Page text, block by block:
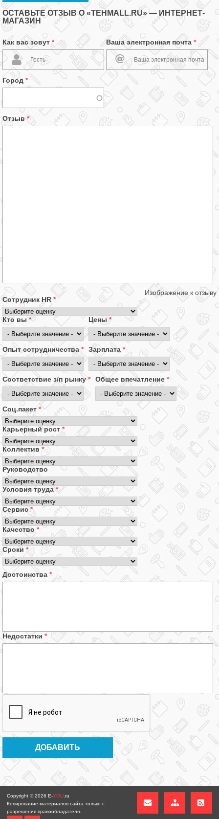
ОСТАВЬТЕ ОТЗЫВ О «TEHMALL.RU» — ИНТЕРНЕТ-
МАГАЗИН
Как вас зовут * Ваша электронная почта *
Город *
Отзыв*
Изображение к отзыву
Сотрудник HR *
Кто вы* Цены*
Опыт сотрудничества* Зарплата *
Соответствие з/п рынку* Общее впечатление *
Соц.пакет *
Карьерный рост *
Коллектив *
Руководство
Условия труда *
Сервис*
Качество *
Сроки *
Достоинства *
Недостатки *
Copyright © 2026 E-YOU .ru
Копирование материалов сайта только с
разрешения правообладателя.